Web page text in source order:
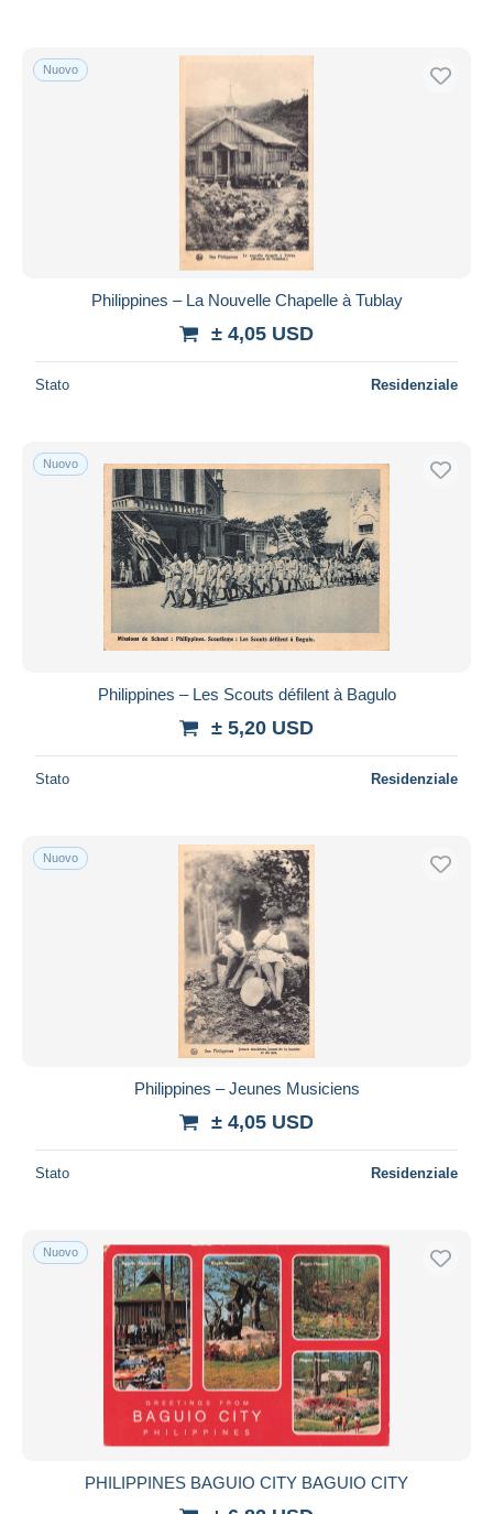
Nuovo
Philippines – La Nouvelle Chapelle à Tublay
± 4,05 USD
Stato Residenziale
Nuovo
Philippines – Les Scouts défilent à Bagulo
± 5,20 USD
Stato Residenziale
Nuovo
Philippines – Jeunes Musiciens
± 4,05 USD
Stato Residenziale
Nuovo
PHILIPPINES BAGUIO CITY BAGUIO CITY